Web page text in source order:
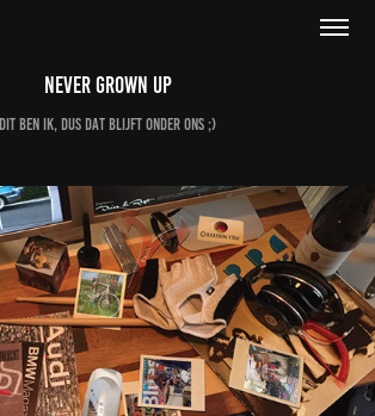
Never Grown Up
dit ben ik, dus dat blijft onder ons ;)